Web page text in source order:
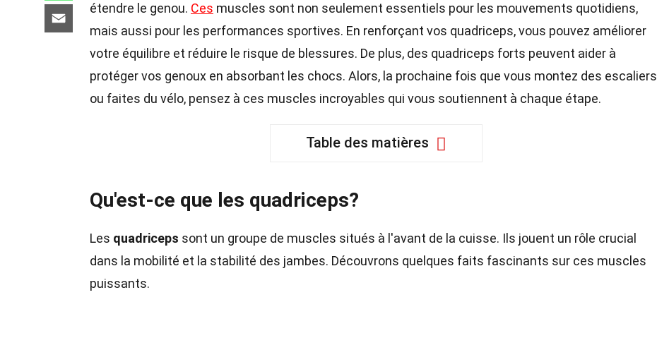
étendre le genou. Ces muscles sont non seulement essentiels pour les mouvements quotidiens,
mais aussi pour les performances sportives. En renforçant vos quadriceps, vous pouvez améliorer
votre équilibre et réduire le risque de blessures. De plus, des quadriceps forts peuvent aider à
protéger vos genoux en absorbant les chocs. Alors, la prochaine fois que vous montez des escaliers
ou faites du vélo, pensez à ces muscles incroyables qui vous soutiennent à chaque étape.
Table des matières
Qu'est-ce que les quadriceps?
Les quadriceps sont un groupe de muscles situés à l'avant de la cuisse. Ils jouent un rôle crucial
dans la mobilité et la stabilité des jambes. Découvrons quelques faits fascinants sur ces muscles
puissants.